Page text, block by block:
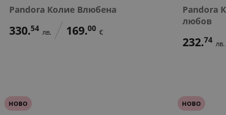
Pandora Колие Влюбена
330.54 лв. 169.00 €
Pandora
любов
232.74 лв.
НОВО НОВО